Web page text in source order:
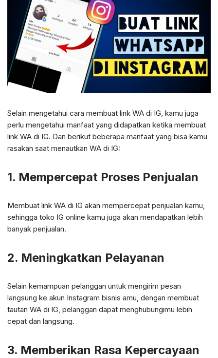
Selain mengetahui cara membuat link WA di IG, kamu juga
perlu mengetahui manfaat yang didapatkan ketika membuat
link WA di IG. Dan berikut beberapa manfaat yang bisa kamu
rasakan saat menautkan WA di IG:
1. Mempercepat Proses Penjualan
Membuat link WA di IG akan mempercepat penjualan kamu,
sehingga toko IG online kamu juga akan mendapatkan lebih
banyak penjualan.
2. Meningkatkan Pelayanan
Selain kemampuan pelanggan untuk mengirim pesan
langsung ke akun Instagram bisnis amu, dengan membuat
tautan WA di IG, pelanggan dapat menghubungimu lebih
cepat dan langsung.
3. Memberikan Rasa Kepercayaan